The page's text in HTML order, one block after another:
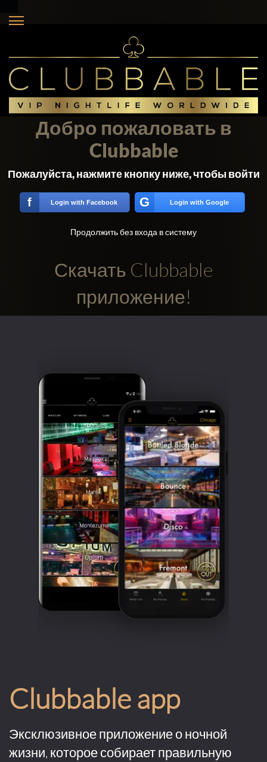
аккаунты
соцсетях:
Добро пожаловать в
Clubbable
Пожалуйста, нажмите кнопку ниже, чтобы войти
f Login with Facebook G Login with Google
Продолжить без входа в систему
Скачать Clubbable
приложение!
Clubbable app
Эксклюзивное приложение о ночной
жизни, которое собирает правильную